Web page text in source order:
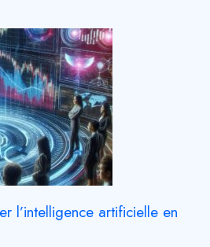
l’intelligence artificielle en